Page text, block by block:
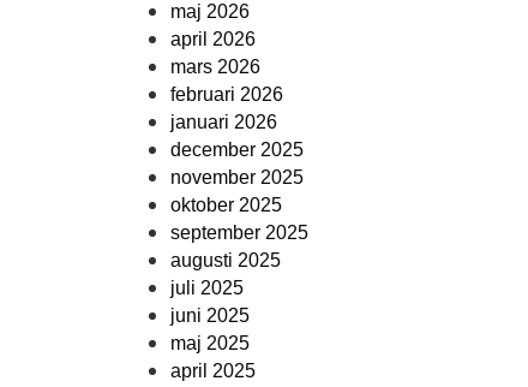
maj 2026
april 2026
mars 2026
februari 2026
januari 2026
december 2025
november 2025
oktober 2025
september 2025
augusti 2025
juli 2025
juni 2025
maj 2025
april 2025